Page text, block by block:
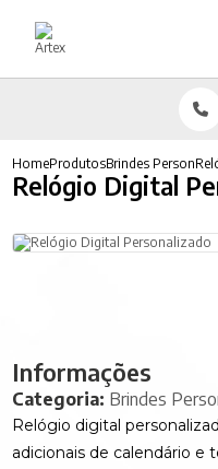
HomeProdutosBrindes
Relógio Digital
Informações
Categoria: Brindes
Relógio digital
adicionais de calendário